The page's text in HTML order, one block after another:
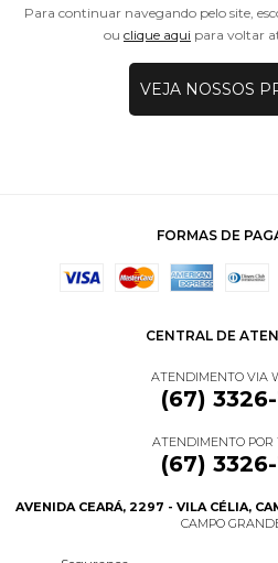
Para continuar navegando pelo site,
ou clique aqui para voltar
VEJA NOSSOS
FORMAS DE
CENTRAL DE
ATENDIMENTO VIA
(67)
ATENDIMENTO POR
(67)
AVENIDA CEARÁ, 2297 - VILA CÉLIA,
CAMPO